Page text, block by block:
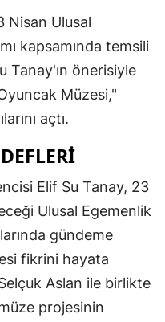
Çorum
Denizli
Diyarbakır
Edirne
Elazığ
Erzincan
Erzurum
Eskişehir
Gaziantep
Giresun
Nisan Ulusal
kapsamında temsili
Tanay'ın önerisiyle
Müzesi,"
açtı.
Elif Su Tanay, 23
Ulusal Egemenlik
gündeme
fikrini hayata
Aslan ile birlikte
projesinin